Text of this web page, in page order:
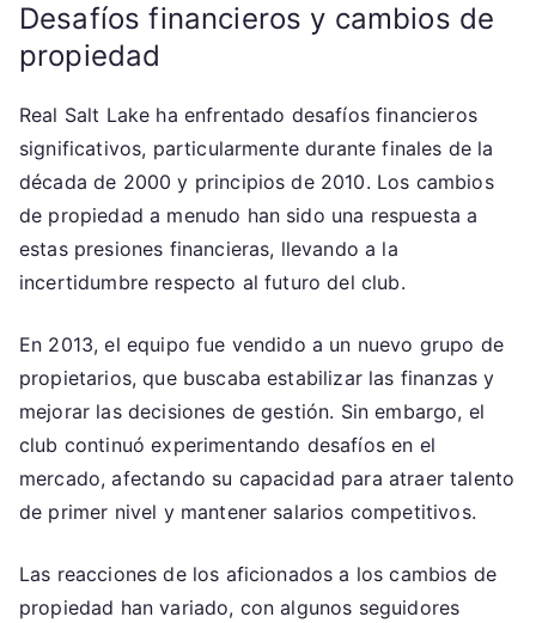
Desafíos financieros y cambios de
propiedad
Real Salt Lake ha enfrentado desafíos financieros
significativos, particularmente durante finales de la
década de 2000 y principios de 2010. Los cambios
de propiedad a menudo han sido una respuesta a
estas presiones financieras, llevando a la
incertidumbre respecto al futuro del club.
En 2013, el equipo fue vendido a un nuevo grupo de
propietarios, que buscaba estabilizar las finanzas y
mejorar las decisiones de gestión. Sin embargo, el
club continuó experimentando desafíos en el
mercado, afectando su capacidad para atraer talento
de primer nivel y mantener salarios competitivos.
Las reacciones de los aficionados a los cambios de
propiedad han variado, con algunos seguidores